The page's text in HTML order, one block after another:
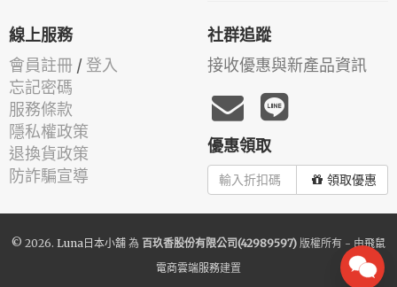
線上服務
會員註冊 / 登入
忘記密碼
服務條款
隱私權政策
退換貨政策
防詐騙宣導
社群追蹤
接收優惠與新產品資訊
優惠領取
領取優惠
© 2026. Luna日本小舖 為 百玖香股份有限公司(42989597) 版權所有 - 由飛鼠
電商雲端服務建置